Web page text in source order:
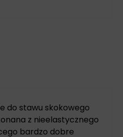
do stawu skokowego
z nieelastycznego
bardzo dobre